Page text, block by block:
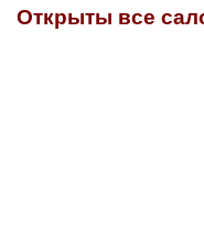
Открыты все